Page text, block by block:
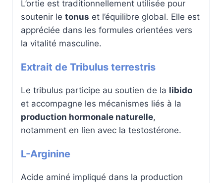
L’ortie est traditionnellement utilisée pour
soutenir le tonus et l’équilibre global. Elle est
appréciée dans les formules orientées vers
la vitalité masculine.
Extrait de Tribulus terrestris
Le tribulus participe au soutien de la libido
et accompagne les mécanismes liés à la
production hormonale naturelle,
notamment en lien avec la testostérone.
L-Arginine
Acide aminé impliqué dans la production